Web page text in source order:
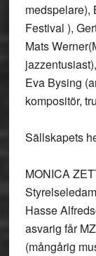
medspelare),
Festival ),
Mats
Eva Bysing
kompositör,
Sällskapets
MONICA
Hasse
asvarig får
(mångårig